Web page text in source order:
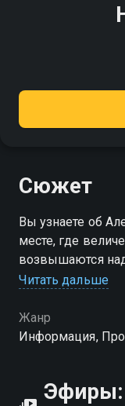
Сюжет
Вы узнаете об
месте, где
возвышаются
впечатляющих
Читать дальше
Жанр
Информация,
Эфиры: